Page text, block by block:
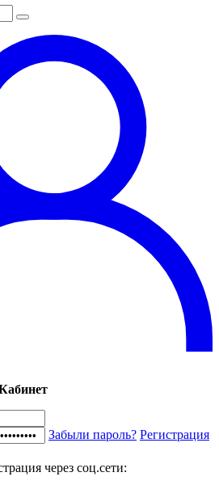
Забыли пароль? Регистрация
через соц.сети: